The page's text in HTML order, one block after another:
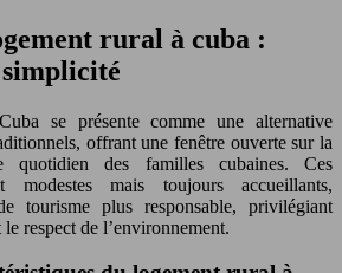
rural à cuba :
se présente comme une alternative
offrant une fenêtre ouverte sur la
des familles cubaines. Ces
modestes mais toujours accueillants,
tourisme plus responsable, privilégiant
respect de l’environnement.